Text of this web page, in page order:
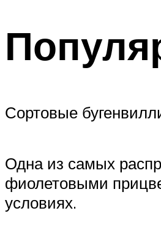
Сортовые
Одна из самых
фиолетовыми
условиях.